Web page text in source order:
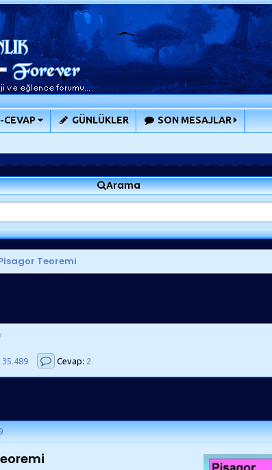
CEVAP GÜNLÜKLER SON MESAJLAR
Arama
Teoremi
35.489 Cevap: 2